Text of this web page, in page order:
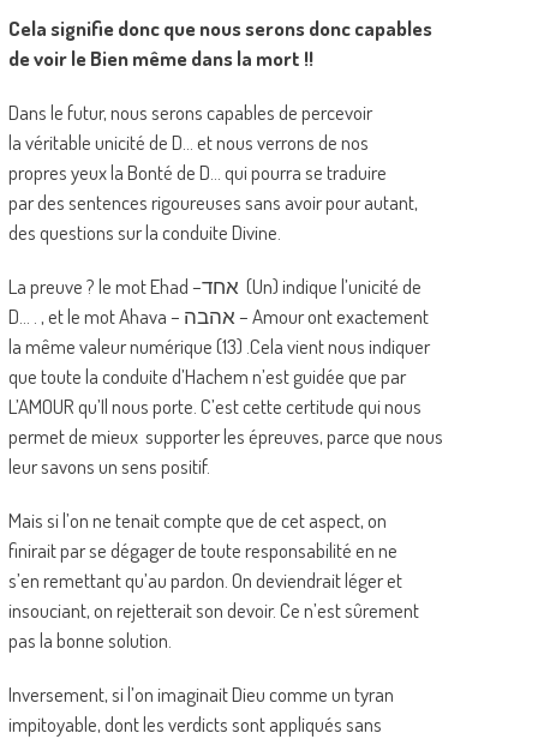
Cela signifie donc que nous serons donc capables
de voir le Bien même dans la mort !!
Dans le futur, nous serons capables de percevoir
la véritable unicité de D… et nous verrons de nos
propres yeux la Bonté de D… qui pourra se traduire
par des sentences rigoureuses sans avoir pour autant,
des questions sur la conduite Divine.
La preuve ? le mot Ehad –אחד (Un) indique l’unicité de
D… . , et le mot Ahava – אהבה – Amour ont exactement
la même valeur numérique (13) .Cela vient nous indiquer
que toute la conduite d’Hachem n’est guidée que par
L’AMOUR qu’Il nous porte. C’est cette certitude qui nous
permet de mieux supporter les épreuves, parce que nous
leur savons un sens positif.
Mais si l’on ne tenait compte que de cet aspect, on
finirait par se dégager de toute responsabilité en ne
s’en remettant qu’au pardon. On deviendrait léger et
insouciant, on rejetterait son devoir. Ce n’est sûrement
pas la bonne solution.
Inversement, si l’on imaginait Dieu comme un tyran
impitoyable, dont les verdicts sont appliqués sans